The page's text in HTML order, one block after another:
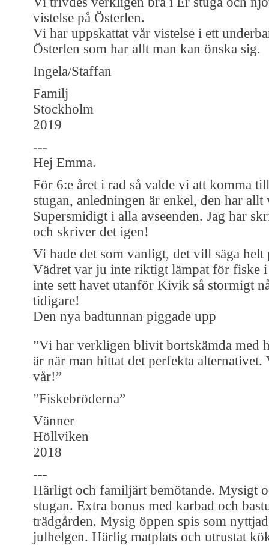
vistelse på Österlen.
Vi har uppskattat vår vistelse i ett
Österlen som har allt man kan önska sig.
Ingela/Staffan
Familj
Stockholm
2019
---
Hej Emma.
För 6:e året i rad så valde vi att komma
stugan, anledningen är enkel, den har
Supersmidigt i alla avseenden. Jag har
och skriver det igen!
Vi hade det som vanligt, det vill säga helt
Vädret var ju inte riktigt lämpat för fiske i
inte sett havet utanför Kivik så stormigt
tidigare!
Den nya badtunnan piggade upp
”Vi har verkligen blivit bortskämda med
är när man hittat det perfekta alternativet.
vår!”
”Fiskebröderna”
Vänner
Höllviken
2018
---
Härligt och familjärt bemötande. Mysigt
stugan. Extra bonus med karbad och
trädgården. Mysig öppen spis som
julhelgen. Härlig matplats och utrustat